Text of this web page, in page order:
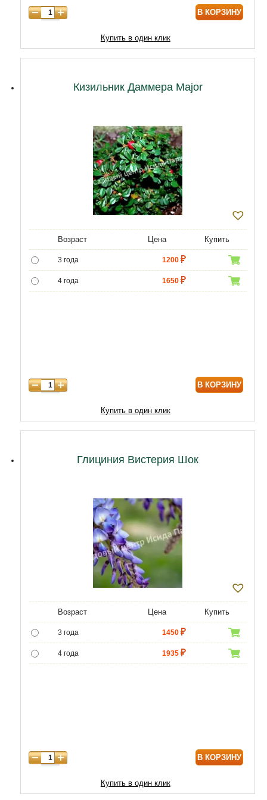
В КОРЗИНУ
Купить в один клик
Кизильник Даммера Major
Возраст Цена Купить
3 года 1200
4 года 1650
В КОРЗИНУ
Купить в один клик
Глициния Вистерия Шок
Возраст Цена Купить
3 года 1450
4 года 1935
В КОРЗИНУ
Купить в один клик